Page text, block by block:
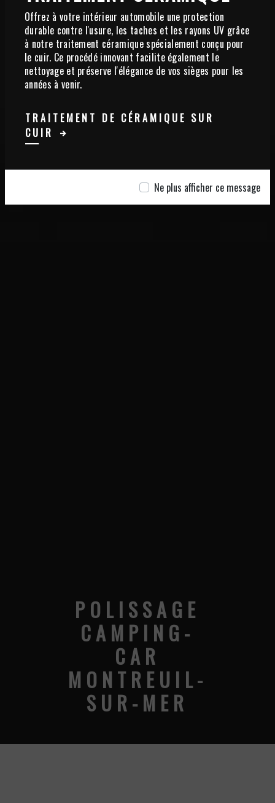
Offrez à votre intérieur automobile une protection
durable contre l'usure, les taches et les rayons UV grâce
à notre traitement céramique spécialement conçu pour
le cuir. Ce procédé innovant facilite également le
nettoyage et préserve l'élégance de vos sièges pour les
années à venir.
TRAITEMENT DE CÉRAMIQUE SUR
CUIR
Ne plus afficher ce message
POLISSAGE
CAMPING-
CAR
MONTREUIL-
SUR-MER